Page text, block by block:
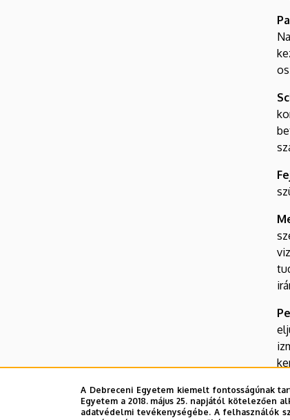
A Debreceni Egyetem kiemelt fontosságúnak
Egyetem a 2018. május 25. napjától
adatvédelmi tevékenységébe. A felhasználók